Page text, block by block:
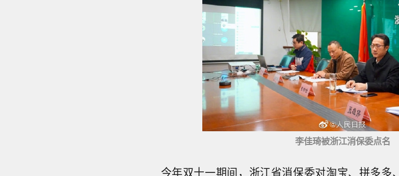
李佳琦被浙江消保委点名
今年双十一期间，浙江省消保委对淘宝、拼多多